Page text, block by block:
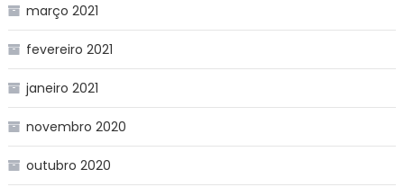
março 2021
fevereiro 2021
janeiro 2021
novembro 2020
outubro 2020